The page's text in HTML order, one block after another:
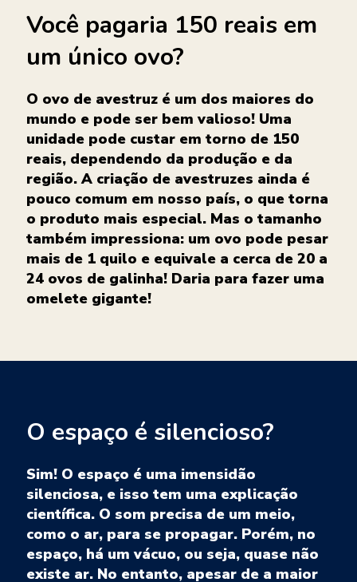
Você pagaria 150 reais em
um único ovo?
O ovo de avestruz é um dos maiores do
mundo e pode ser bem valioso! Uma
unidade pode custar em torno de 150
reais, dependendo da produção e da
região. A criação de avestruzes ainda é
pouco comum em nosso país, o que torna
o produto mais especial. Mas o tamanho
também impressiona: um ovo pode pesar
mais de 1 quilo e equivale a cerca de 20 a
24 ovos de galinha! Daria para fazer uma
omelete gigante!
O espaço é silencioso?
Sim! O espaço é uma imensidão
silenciosa, e isso tem uma explicação
científica. O som precisa de um meio,
como o ar, para se propagar. Porém, no
espaço, há um vácuo, ou seja, quase não
existe ar. No entanto, apesar de a maior